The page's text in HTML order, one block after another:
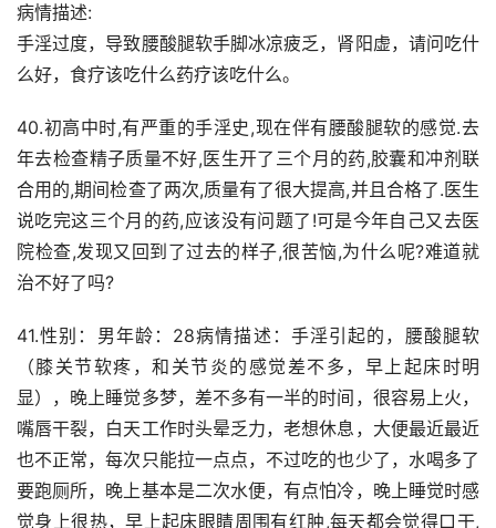
病情描述:
手淫过度，导致腰酸腿软手脚冰凉疲乏，肾阳虚，请问吃什
么好，食疗该吃什么药疗该吃什么。
40.初高中时,有严重的手淫史,现在伴有腰酸腿软的感觉.去
年去检查精子质量不好,医生开了三个月的药,胶囊和冲剂联
合用的,期间检查了两次,质量有了很大提高,并且合格了.医生
说吃完这三个月的药,应该没有问题了!可是今年自己又去医
院检查,发现又回到了过去的样子,很苦恼,为什么呢?难道就
治不好了吗?
41.性别：男年龄：28病情描述：手淫引起的，腰酸腿软
（膝关节软疼，和关节炎的感觉差不多，早上起床时明
显），晚上睡觉多梦，差不多有一半的时间，很容易上火，
嘴唇干裂，白天工作时头晕乏力，老想休息，大便最近最近
也不正常，每次只能拉一点点，不过吃的也少了，水喝多了
要跑厕所，晚上基本是二次水便，有点怕冷，晚上睡觉时感
觉身上很热，早上起床眼睛周围有红肿,每天都会觉得口干,